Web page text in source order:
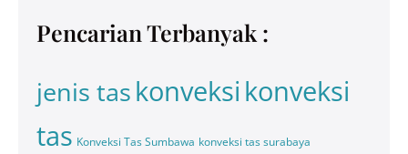
Pencarian Terbanyak :
jenis taskonveksi konveksi
tas Konveksi Tas Sumbawa konveksi tas surabaya